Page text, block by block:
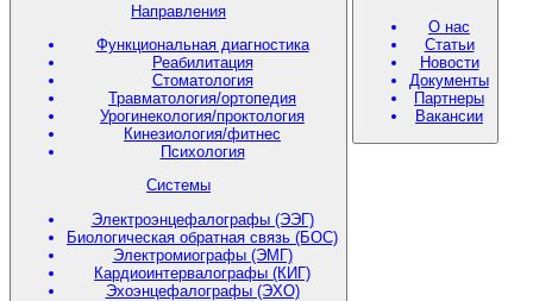
Направления
Функциональная диагностика
Реабилитация
Стоматология
Травматология/ортопедия
Урогинекология/проктология
Кинезиология/фитнес
Психология
Системы
Электроэнцефалографы (ЭЭГ)
Биологическая обратная связь (БОС)
Электромиографы (ЭМГ)
Кардиоинтервалографы (КИГ)
Эхоэнцефалографы (ЭХО)
О нас
Статьи
Новости
Документы
Партнеры
Вакансии